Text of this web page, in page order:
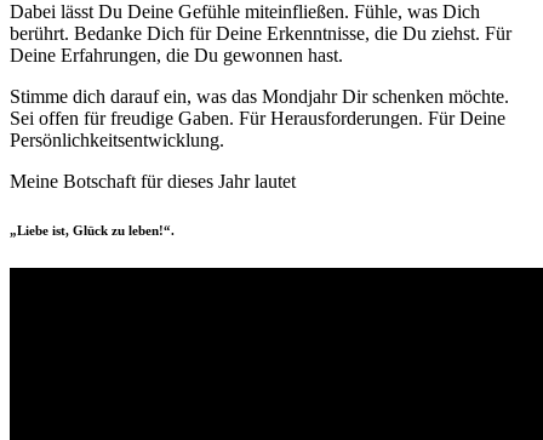
Dabei lässt Du Deine Gefühle miteinfließen. Fühle, was Dich
berührt. Bedanke Dich für Deine Erkenntnisse, die Du ziehst. Für
Deine Erfahrungen, die Du gewonnen hast.
Stimme dich darauf ein, was das Mondjahr Dir schenken möchte.
Sei offen für freudige Gaben. Für Herausforderungen. Für Deine
Persönlichkeitsentwicklung.
Meine Botschaft für dieses Jahr lautet
„Liebe ist, Glück zu leben!“.